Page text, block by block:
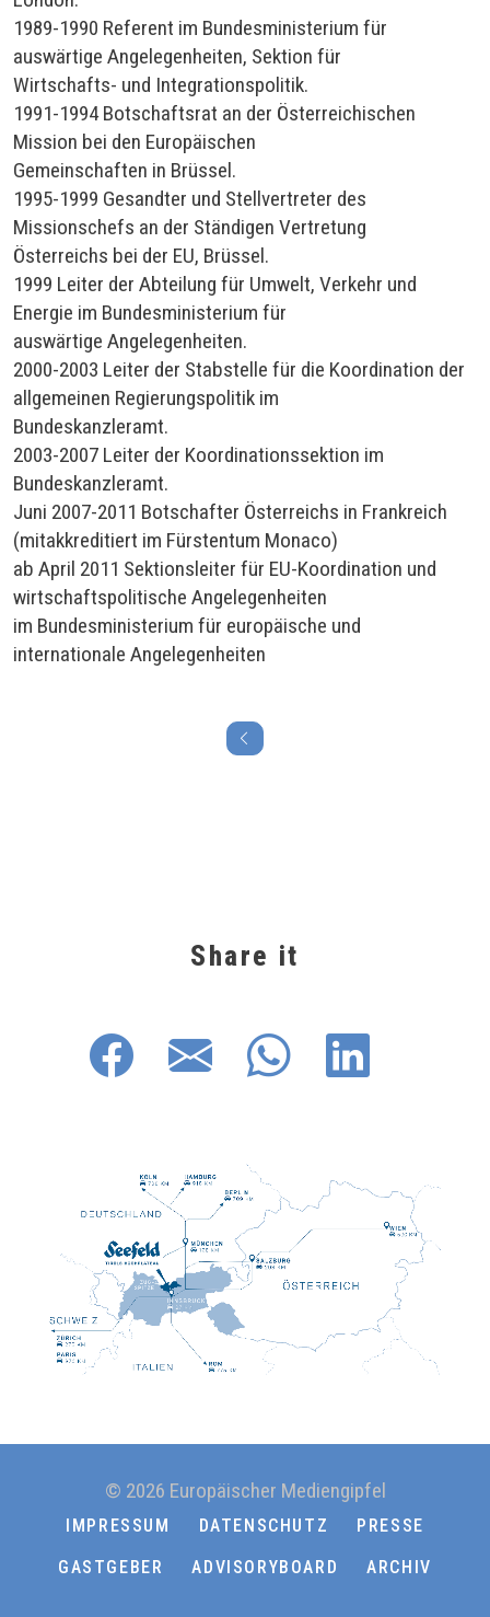
1989-1990 Referent im Bundesministerium für
auswärtige Angelegenheiten, Sektion für
Wirtschafts- und Integrationspolitik.
1991-1994 Botschaftsrat an der Österreichischen
Mission bei den Europäischen
Gemeinschaften in Brüssel.
1995-1999 Gesandter und Stellvertreter des
Missionschefs an der Ständigen Vertretung
Österreichs bei der EU, Brüssel.
1999 Leiter der Abteilung für Umwelt, Verkehr und
Energie im Bundesministerium für
auswärtige Angelegenheiten.
2000-2003 Leiter der Stabstelle für die Koordination der
allgemeinen Regierungspolitik im
Bundeskanzleramt.
2003-2007 Leiter der Koordinationssektion im
Bundeskanzleramt.
Juni 2007-2011 Botschafter Österreichs in Frankreich
(mitakkreditiert im Fürstentum Monaco)
ab April 2011 Sektionsleiter für EU-Koordination und
wirtschaftspolitische Angelegenheiten
im Bundesministerium für europäische und
internationale Angelegenheiten
Share it
© 2026 Europäischer Mediengipfel
IMPRESSUM DATENSCHUTZ
PRESSE
GASTGEBER
ADVISORYBOARD ARCHIV